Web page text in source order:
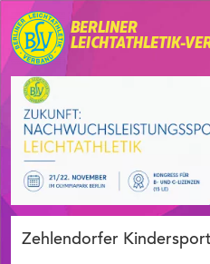
BERLINER
LEICHTATHLETIK-
Zehlendorfer